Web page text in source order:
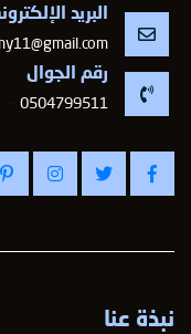
البريد
رقم الجوال
0504799511
-
نبذة عنا